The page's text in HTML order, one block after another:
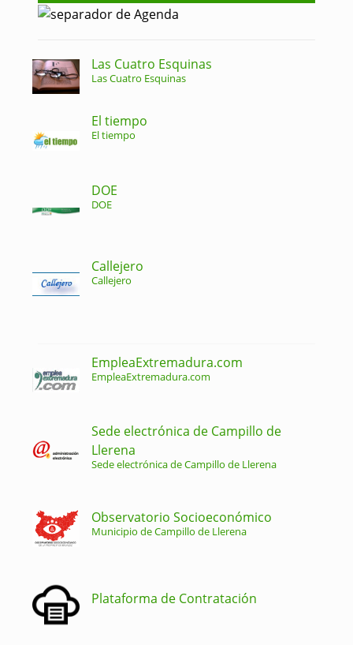
Las Cuatro Esquinas
Las Cuatro Esquinas
El tiempo
El tiempo
DOE
DOE
Callejero
Callejero
EmpleaExtremadura.com
EmpleaExtremadura.com
Sede electrónica de Campillo de
Llerena
Sede electrónica de Campillo de Llerena
Observatorio Socioeconómico
Municipio de Campillo de Llerena
Plataforma de Contratación